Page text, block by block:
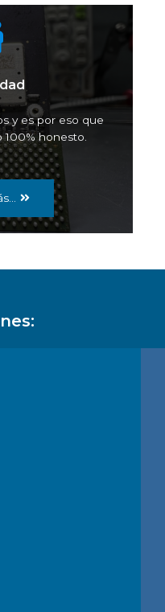
y es por eso que
100% honesto.